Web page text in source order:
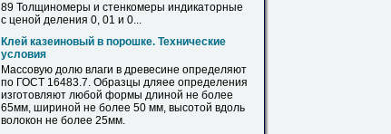
89 Толщиномеры и стенкомеры индикаторные
с ценой деления 0, 01 и 0...
Клей казеиновый в порошке. Технические
условия
Массовую долю влаги в древесине определяют
по ГОСТ 16483.7. Образцы дляее определения
изготовляют любой формы длиной не более
65мм, шириной не более 50 мм, высотой вдоль
волокон не более 25мм.